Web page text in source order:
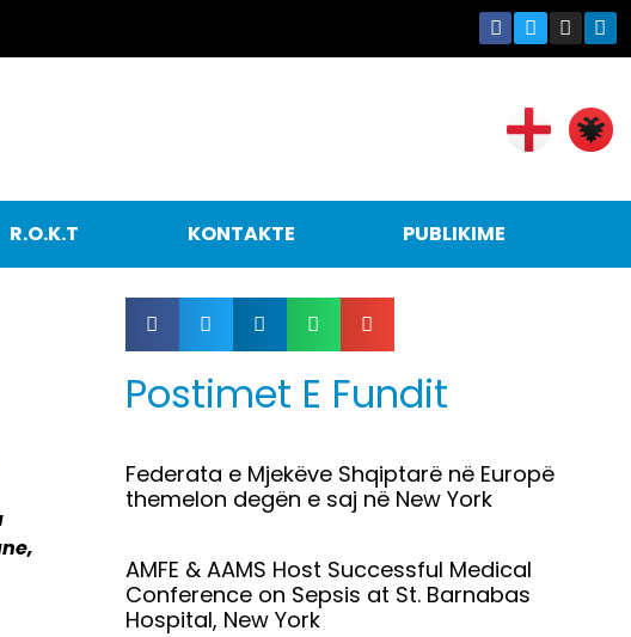
R.O.K.T KONTAKTE PUBLIKIME
Postimet E Fundit
Federata e Mjekëve Shqiptarë në Europë
themelon degën e saj në New York
AMFE & AAMS Host Successful Medical
Conference on Sepsis at St. Barnabas
Hospital, New York